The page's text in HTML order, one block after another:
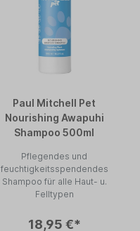
Paul Mitchell Pet
Nourishing Awapuhi
Shampoo 500ml
Pflegendes und
feuchtigkeitsspendendes
Shampoo für alle Haut- u.
Felltypen
18,95 €*